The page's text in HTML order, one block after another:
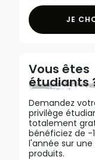
JE
Vous êtes
étudiants
Demandez
privilège
totalement
bénéficiez de -
l'année sur
produits.